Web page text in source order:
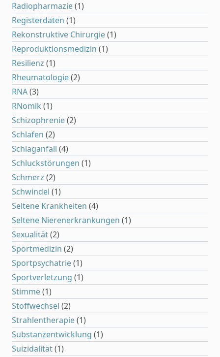
Radiopharmazie(1)
Registerdaten (1)
Rekonstruktive Chirurgie(1)
Reproduktionsmedizin (1)
Resilienz (1)
Rheumatologie(2)
RNA(3)
RNomik (1)
Schizophrenie(2)
Schlafen (2)
Schlaganfall (4)
Schluckstörungen (1)
Schmerz (2)
Schwindel (1)
Seltene Krankheiten (4)
Seltene Nierenerkrankungen (1)
Sexualität(2)
Sportmedizin (2)
Sportpsychatrie(1)
Sportverletzung (1)
Stimme(1)
Stoffwechsel (2)
Strahlentherapie(1)
Substanzentwicklung (1)
Suizidalität(1)